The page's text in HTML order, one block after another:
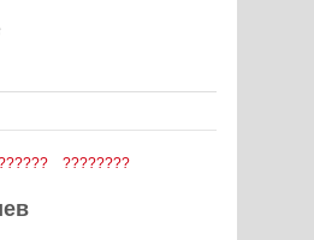
????????